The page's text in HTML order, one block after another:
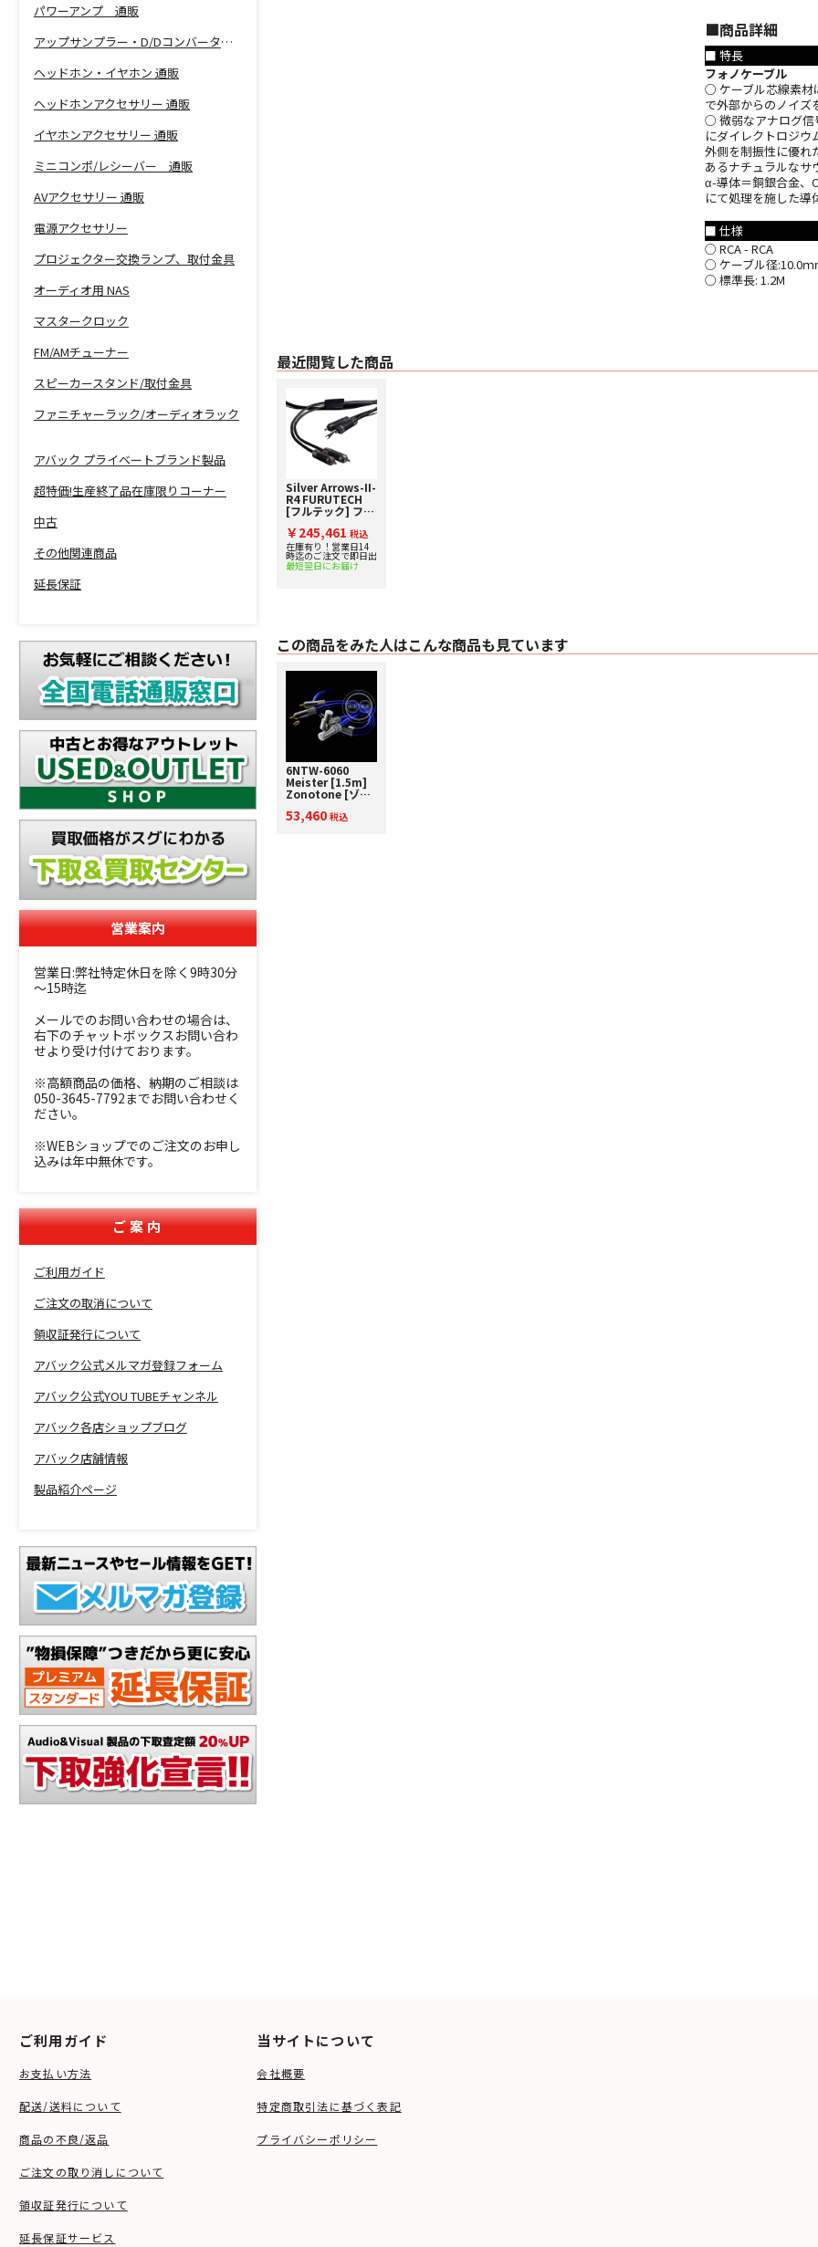
パワーアンプ 通販
アップサンプラー・D/Dコンバーター 通販
ヘッドホン・イヤホン 通販
ヘッドホンアクセサリー 通販
イヤホンアクセサリー 通販
ミニコンポ/レシーバー 通販
AVアクセサリー 通販
電源アクセサリー
プロジェクター交換ランプ、取付金具
オーディオ用 NAS
マスタークロック
FM/AMチューナー
スピーカースタンド/取付金具
ファニチャーラック/オーディオラック
アバック プライベートブランド製品
超特価!生産終了品在庫限りコーナー
中古
その他関連商品
延長保証
営業案内
営業日:弊社特定休日を除く9時30分
～15時迄
メールでのお問い合わせの場合は、
右下のチャットボックスお問い合わ
せより受け付けております。
※高額商品の価格、納期のご相談は
050-3645-7792までお問い合わせく
ださい。
※WEBショップでのご注文のお申し
込みは年中無休です。
ご案内
ご利用ガイド
ご注文の取消について
領収証発行について
アバック公式メルマガ登録フォーム
アバック公式YOU TUBEチャンネル
アバック各店ショップブログ
アバック店舗情報
製品紹介ページ
■︎商品詳細
■ 特長
フォノケーブル
○ ケーブル芯線素材
で外部からのノイズ
○ 微弱なアナログ信
にダイレクトロジウ
外側を制振性に優れ
あるナチュラルなサ
α-導体＝銅銀合金、
にて処理を施した導
■ 仕様
○ RCA - RCA
○ ケーブル径:10.0ｍ
○ 標準長: 1.2M
最近閲覧した商品
Silver Arrows-II-
R4 FURUTECH
[フルテック] フォ
ノケーブル
￥245,461 税込
在庫有り！営業日14
時迄のご注文で即日出
最短翌日にお届け
この商品をみた人はこんな商品も見ています
6NTW-6060
Meister [1.5m]
Zonotone [ゾノ
トーン] フォノケ
ーブル [RCA -
53,460 税込
ご利用ガイド
お支払い方法
配送/送料について
商品の不良/返品
ご注文の取り消しについて
領収証発行について
延長保証サービス
当サイトについて
会社概要
特定商取引法に基づく表記
プライバシーポリシー